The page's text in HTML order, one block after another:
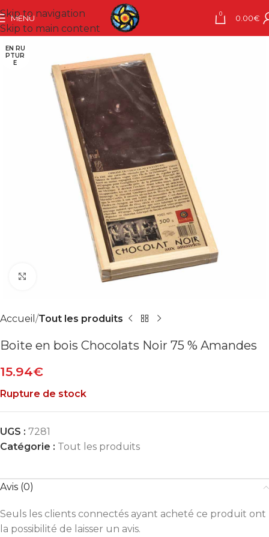
Skip to navigation
Skip to main content
MENU 0 0.00€
EN RU
PTUR
E
Accueil Tout les produits
Boite en bois Chocolats Noir 75 % Amandes
15.94€
Rupture de stock
UGS : 7281
Catégorie : Tout les produits
Avis (0)
Seuls les clients connectés ayant acheté ce produit ont
la possibilité de laisser un avis.